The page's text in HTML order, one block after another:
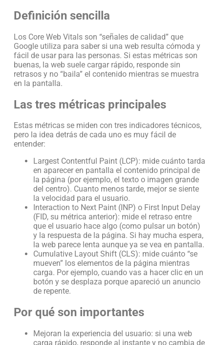
Definición sencilla
Los Core Web Vitals son “señales de calidad” que
Google utiliza para saber si una web resulta cómoda y
fácil de usar para las personas. Si estas métricas son
buenas, la web suele cargar rápido, responde sin
retrasos y no “baila” el contenido mientras se muestra
en la pantalla.
Las tres métricas principales
Estas métricas se miden con tres indicadores técnicos,
pero la idea detrás de cada uno es muy fácil de
entender:
Largest Contentful Paint (LCP): mide cuánto tarda
en aparecer en pantalla el contenido principal de
la página (por ejemplo, el texto o imagen grande
del centro). Cuanto menos tarde, mejor se siente
la velocidad para el usuario.
Interaction to Next Paint (INP) o First Input Delay
(FID, su métrica anterior): mide el retraso entre
que el usuario hace algo (como pulsar un botón)
y la respuesta de la página. Si hay mucha espera,
la web parece lenta aunque ya se vea en pantalla.
Cumulative Layout Shift (CLS): mide cuánto “se
mueven” los elementos de la página mientras
carga. Por ejemplo, cuando vas a hacer clic en un
botón y se desplaza porque apareció un anuncio
de repente.
Por qué son importantes
Mejoran la experiencia del usuario: si una web
carga rápido, responde al instante y no cambia de